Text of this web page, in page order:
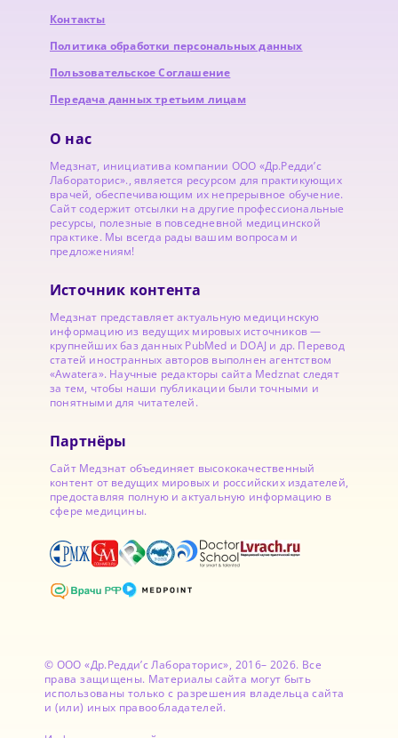
Контакты
Политика обработки персональных данных
Пользовательское Соглашение
Передача данных третьим лицам
О нас
Медзнат, инициатива компании ООО «Др.Редди’с
Лабораторис»., является ресурсом для практикующих
врачей, обеспечивающим их непрерывное обучение.
Сайт содержит отсылки на другие профессиональные
ресурсы, полезные в повседневной медицинской
практике. Мы всегда рады вашим вопросам и
предложениям!
Источник контента
Медзнат представляет актуальную медицинскую
информацию из ведущих мировых источников —
крупнейших баз данных PubMed и DOAJ и др. Перевод
статей иностранных авторов выполнен агентством
«Awatera». Научные редакторы сайта Medznat следят
за тем, чтобы наши публикации были точными и
понятными для читателей.
Партнёры
Сайт Медзнат объединяет высококачественный
контент от ведущих мировых и российских издателей,
предоставляя полную и актуальную информацию в
сфере медицины.
© ООО «Др.Редди’с Лабораторис», 2016– 2026. Все
права защищены. Материалы сайта могут быть
использованы только с разрешения владельца сайта
и (или) иных правообладателей.